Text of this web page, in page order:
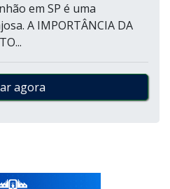
em SP é uma
A IMPORTÂNCIA DA
agora